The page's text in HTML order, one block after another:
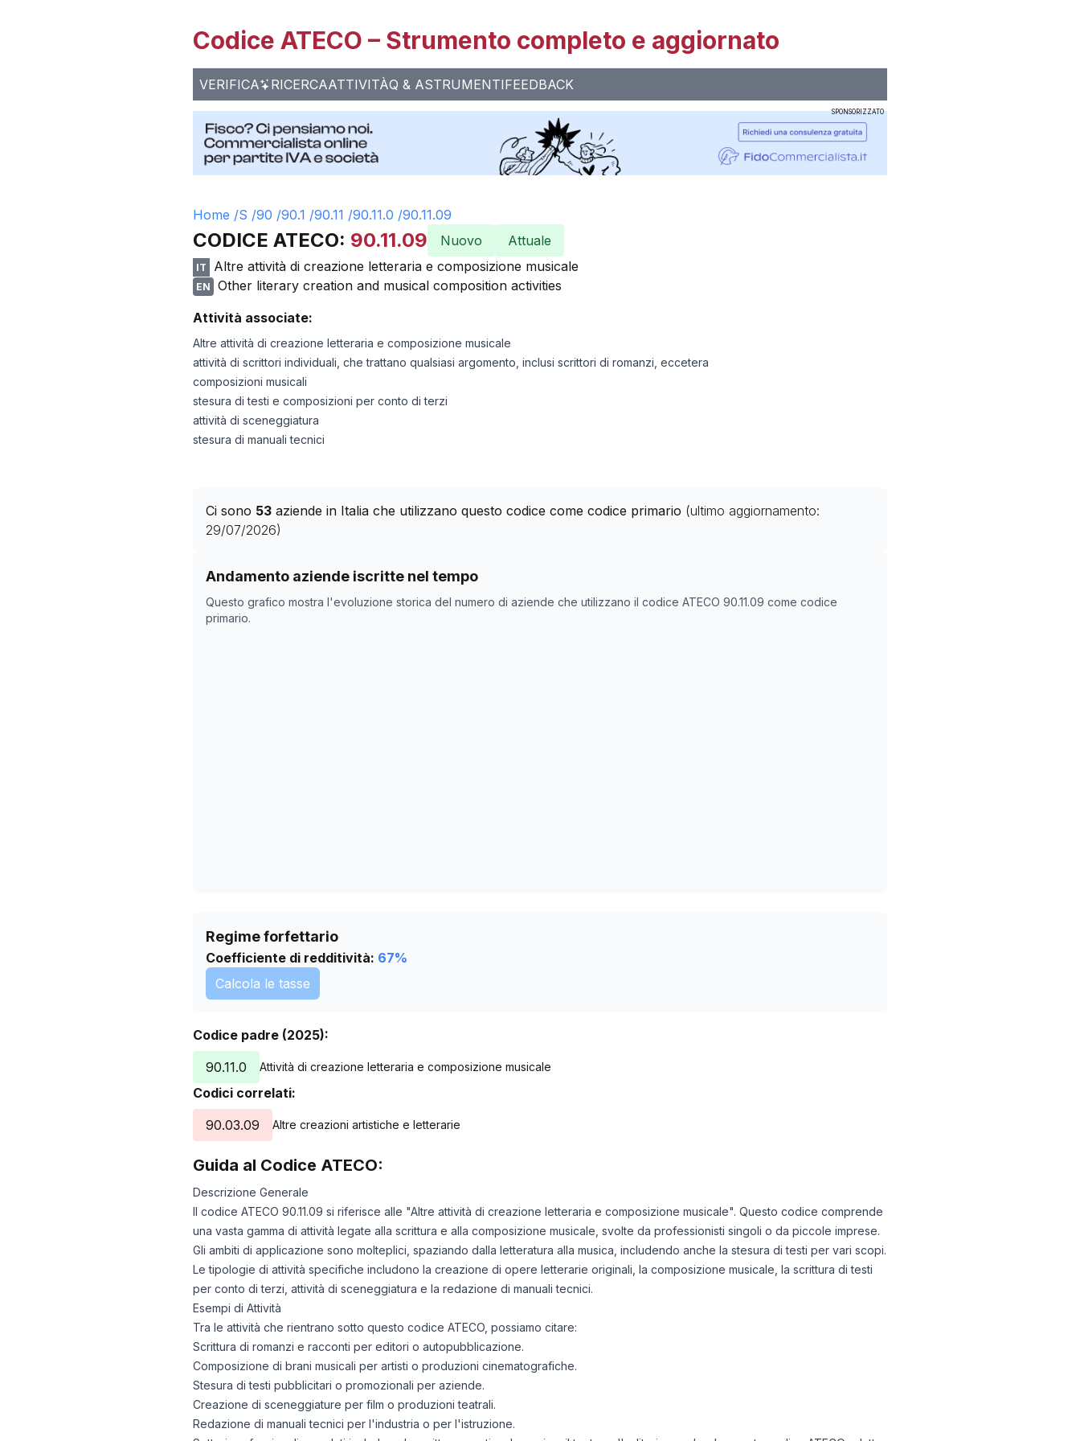
Codice ATECO – Strumento completo e aggiornato
VERIFICA RICERCAATTIVITÀQ & ASTRUMENTIFEEDBACK
SPONSORIZZATO
Home /S /90 /90.1 /90.11 /90.11.0 /90.11.09
CODICE ATECO: 90.11.09 Nuovo Attuale
IT Altre attività di creazione letteraria e composizione musicale
EN
Other literary creation and musical composition activities
Attività associate:
Altre attività di creazione letteraria e composizione musicale
attività di scrittori individuali, che trattano qualsiasi argomento, inclusi scrittori di romanzi, eccetera
composizioni musicali
stesura di testi e composizioni per conto di terzi
attività di sceneggiatura
stesura di manuali tecnici
Ci sono 53 aziende in Italia che utilizzano questo codice come codice primario (ultimo aggiornamento:
29/07/2026)
Andamento aziende iscritte nel tempo
Questo grafico mostra l'evoluzione storica del numero di aziende che utilizzano il codice ATECO 90.11.09 come codice
primario.
Storico numero di aziende con codice ATECO
Data rilevazione
Numero aziende
07/04/2025
Regime forfettario
Coefficiente di redditività: 67%
Calcola le tasse
Codice padre (2025):
90.11.0
Attività di creazione letteraria e composizione musicale
Codici correlati:
90.03.09
Altre creazioni artistiche e letterarie
Guida al Codice ATECO:
Descrizione Generale
Il codice ATECO 90.11.09 si riferisce alle "Altre attività di creazione letteraria e composizione musicale". Questo codice comprende
una vasta gamma di attività legate alla scrittura e alla composizione musicale, svolte da professionisti singoli o da piccole imprese.
Gli ambiti di applicazione sono molteplici, spaziando dalla letteratura alla musica, includendo anche la stesura di testi per vari scopi.
Le tipologie di attività specifiche includono la creazione di opere letterarie originali, la composizione musicale, la scrittura di testi
per conto di terzi, attività di sceneggiatura e la redazione di manuali tecnici.
Esempi di Attività
Tra le attività che rientrano sotto questo codice ATECO, possiamo citare:
Scrittura di romanzi e racconti per editori o autopubblicazione.
Composizione di brani musicali per artisti o produzioni cinematografiche.
Stesura di testi pubblicitari o promozionali per aziende.
Creazione di sceneggiature per film o produzioni teatrali.
Redazione di manuali tecnici per l'industria o per l'istruzione.